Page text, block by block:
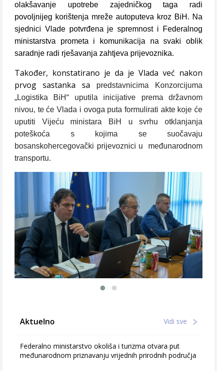
olakšavanje upotrebe zajedničkog taga radi
povoljnijeg korištenja mreže autoputeva kroz BiH. Na
sjednici Vlade potvrđena je spremnost i Federalnog
ministarstva prometa i komunikacija na svaki oblik
saradnje radi rješavanja zahtjeva prijevoznika.
Također, konstatirano je da je Vlada već nakon
prvog sastanka sa
predstavnicima Konzorcijuma
„Logistika BiH“ uputila inicijative prema državnom
nivou, te će Vlada i ovoga puta formulirati akte koje će
uputiti Vijeću ministara BiH u svrhu otklanjanja
poteškoća s kojima se suočavaju
bosanskohercegovački prijevoznici u
međunarodnom
transportu.
Aktuelno Vidi sve
Federalno ministarstvo okoliša i turizma otvara put
međunarodnom priznavanju vrijednih prirodnih područja